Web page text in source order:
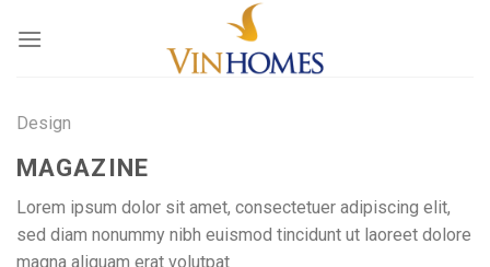
Design
MAGAZINE
Lorem ipsum dolor sit amet, consectetuer adipiscing elit,
sed diam nonummy nibh euismod tincidunt ut laoreet dolore
magna aliquam erat volutpat